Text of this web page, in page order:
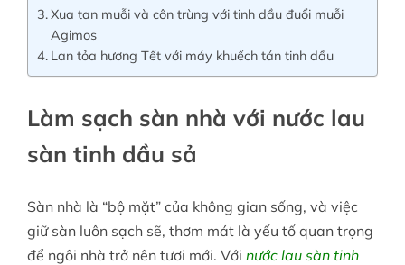
Xua tan muỗi và côn trùng với tinh dầu đuổi muỗi
Agimos
Lan tỏa hương Tết với máy khuếch tán tinh dầu
Làm sạch sàn nhà với nước lau
sàn tinh dầu sả
Sàn nhà là “bộ mặt” của không gian sống, và việc
giữ sàn luôn sạch sẽ, thơm mát là yếu tố quan trọng
để ngôi nhà trở nên tươi mới. Với nước lau sàn tinh